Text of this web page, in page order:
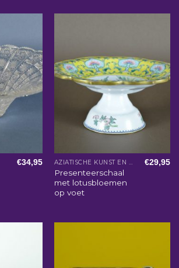
€34,95 AZIATISCHE KUNST EN WOONACCESSOIRES
Presenteerschaal
met lotusbloemen
op voet
€29,95